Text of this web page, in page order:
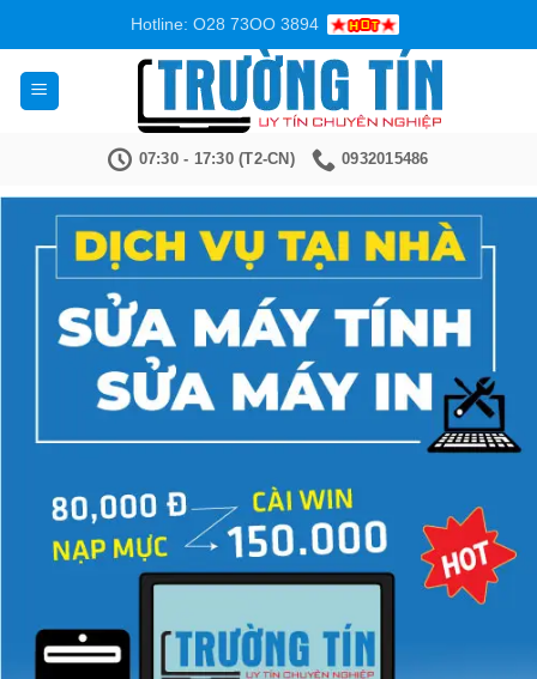
nội
dung
Hotline: O28 73OO 3894
07:30 - 17:30 (T2-CN) 0932015486